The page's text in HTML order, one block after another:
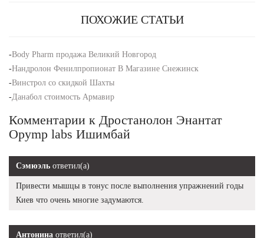
ПОХОЖИЕ СТАТЬИ
-Body Pharm продажа Великий Новгород
-Нандролон Фенилпропионат В Магазине Снежинск
-Винстрол со скидкой Шахты
-Данабол стоимость Армавир
Комментарии к Дростанолон Энантат
Opymp labs Ишимбай
Сэмюэль ответил(а)
Привести мышцы в тонус после выполнения упражнений годы
Киев что очень многие задумаются.
Антонина ответил(а)